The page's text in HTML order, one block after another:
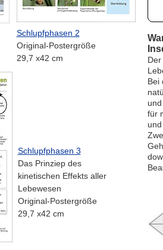
Schlupfphasen 2
Original-Postergröße
29,7 x42 cm
Bei
für
Schlupfphasen 3
Das Prinziep des
kinetischen Effekts aller
Lebewesen
Original-Postergröße
29,7 x42 cm